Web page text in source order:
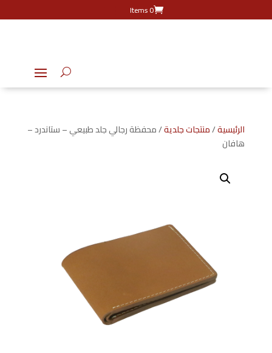
0 Items
الرئيسية/منتجات جلدية/ محفظة رجالي جلد طبيعي – ستاندرد –
هافان